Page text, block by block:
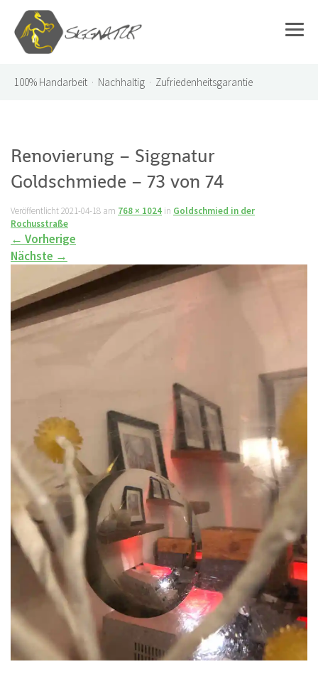
100% Handarbeit · Nachhaltig · Zufriedenheitsgarantie
Renovierung – Siggnatur
Goldschmiede – 73 von 74
Veröffentlicht2021-04-18 am 768 × 1024 in Goldschmied in der
Rochusstraße
← Vorherige
Nächste →